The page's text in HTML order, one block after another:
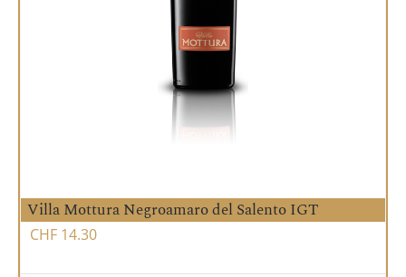
Villa Mottura Negroamaro del Salento IGT
CHF 14.30